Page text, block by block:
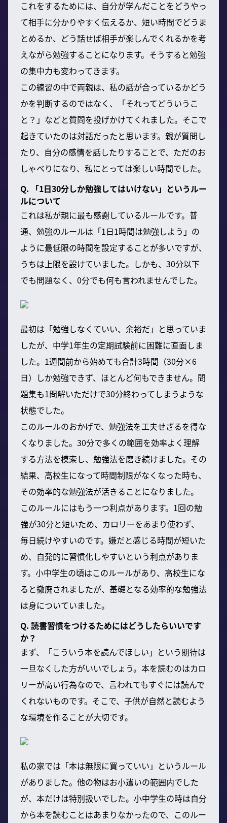
これをするためには、自分が学んだことをどうやっ
て相手に分かりやすく伝えるか、短い時間でどうま
とめるか、どう話せば相手が楽しんでくれるかを考
えながら勉強することになります。そうすると勉強
の集中力も変わってきます。
この練習の中で両親は、私の話が合っているかどう
かを判断するのではなく、「それってどういうこ
と？」などと質問を投げかけてくれました。そこで
起きていたのは対話だったと思います。親が質問し
たり、自分の感情を話したりすることで、ただのお
しゃべりになり、私にとっては楽しい時間でした。
Q. 「1日30分しか勉強してはいけない」というルー
ルについて
これは私が親に最も感謝しているルールです。普
通、勉強のルールは「1日1時間は勉強しよう」の
ように最低限の時間を設定することが多いですが、
うちは上限を設けていました。しかも、30分以下
でも問題なく、0分でも何も言われませんでした。
最初は「勉強しなくていい、余裕だ」と思っていま
したが、中学1年生の定期試験前に困難に直面しま
した。1週間前から始めても合計3時間（30分×6
日）しか勉強できず、ほとんど何もできません。問
題集も1問解いただけで30分終わってしまうような
状態でした。
このルールのおかげで、勉強法を工夫せざるを得な
くなりました。30分で多くの範囲を効率よく理解
する方法を模索し、勉強法を磨き続けました。その
結果、高校生になって時間制限がなくなった時も、
その効率的な勉強法が活きることになりました。
このルールにはもう一つ利点があります。1回の勉
強が30分と短いため、カロリーをあまり使わず、
毎日続けやすいのです。嫌だと感じる時間が短いた
め、自発的に習慣化しやすいという利点がありま
す。小中学生の頃はこのルールがあり、高校生にな
ると撤廃されましたが、基礎となる効率的な勉強法
は身についていました。
Q. 読書習慣をつけるためにはどうしたらいいです
か？
まず、「こういう本を読んでほしい」という期待は
一旦なくした方がいいでしょう。本を読むのはカロ
リーが高い行為なので、言われてもすぐには読んで
くれないものです。そこで、子供が自然と読むよう
な環境を作ることが大切です。
私の家では「本は無限に買っていい」というルール
がありました。他の物はお小遣いの範囲内でした
が、本だけは特別扱いでした。小中学生の時は自分
から本を読むことはあまりなかったので、このルー